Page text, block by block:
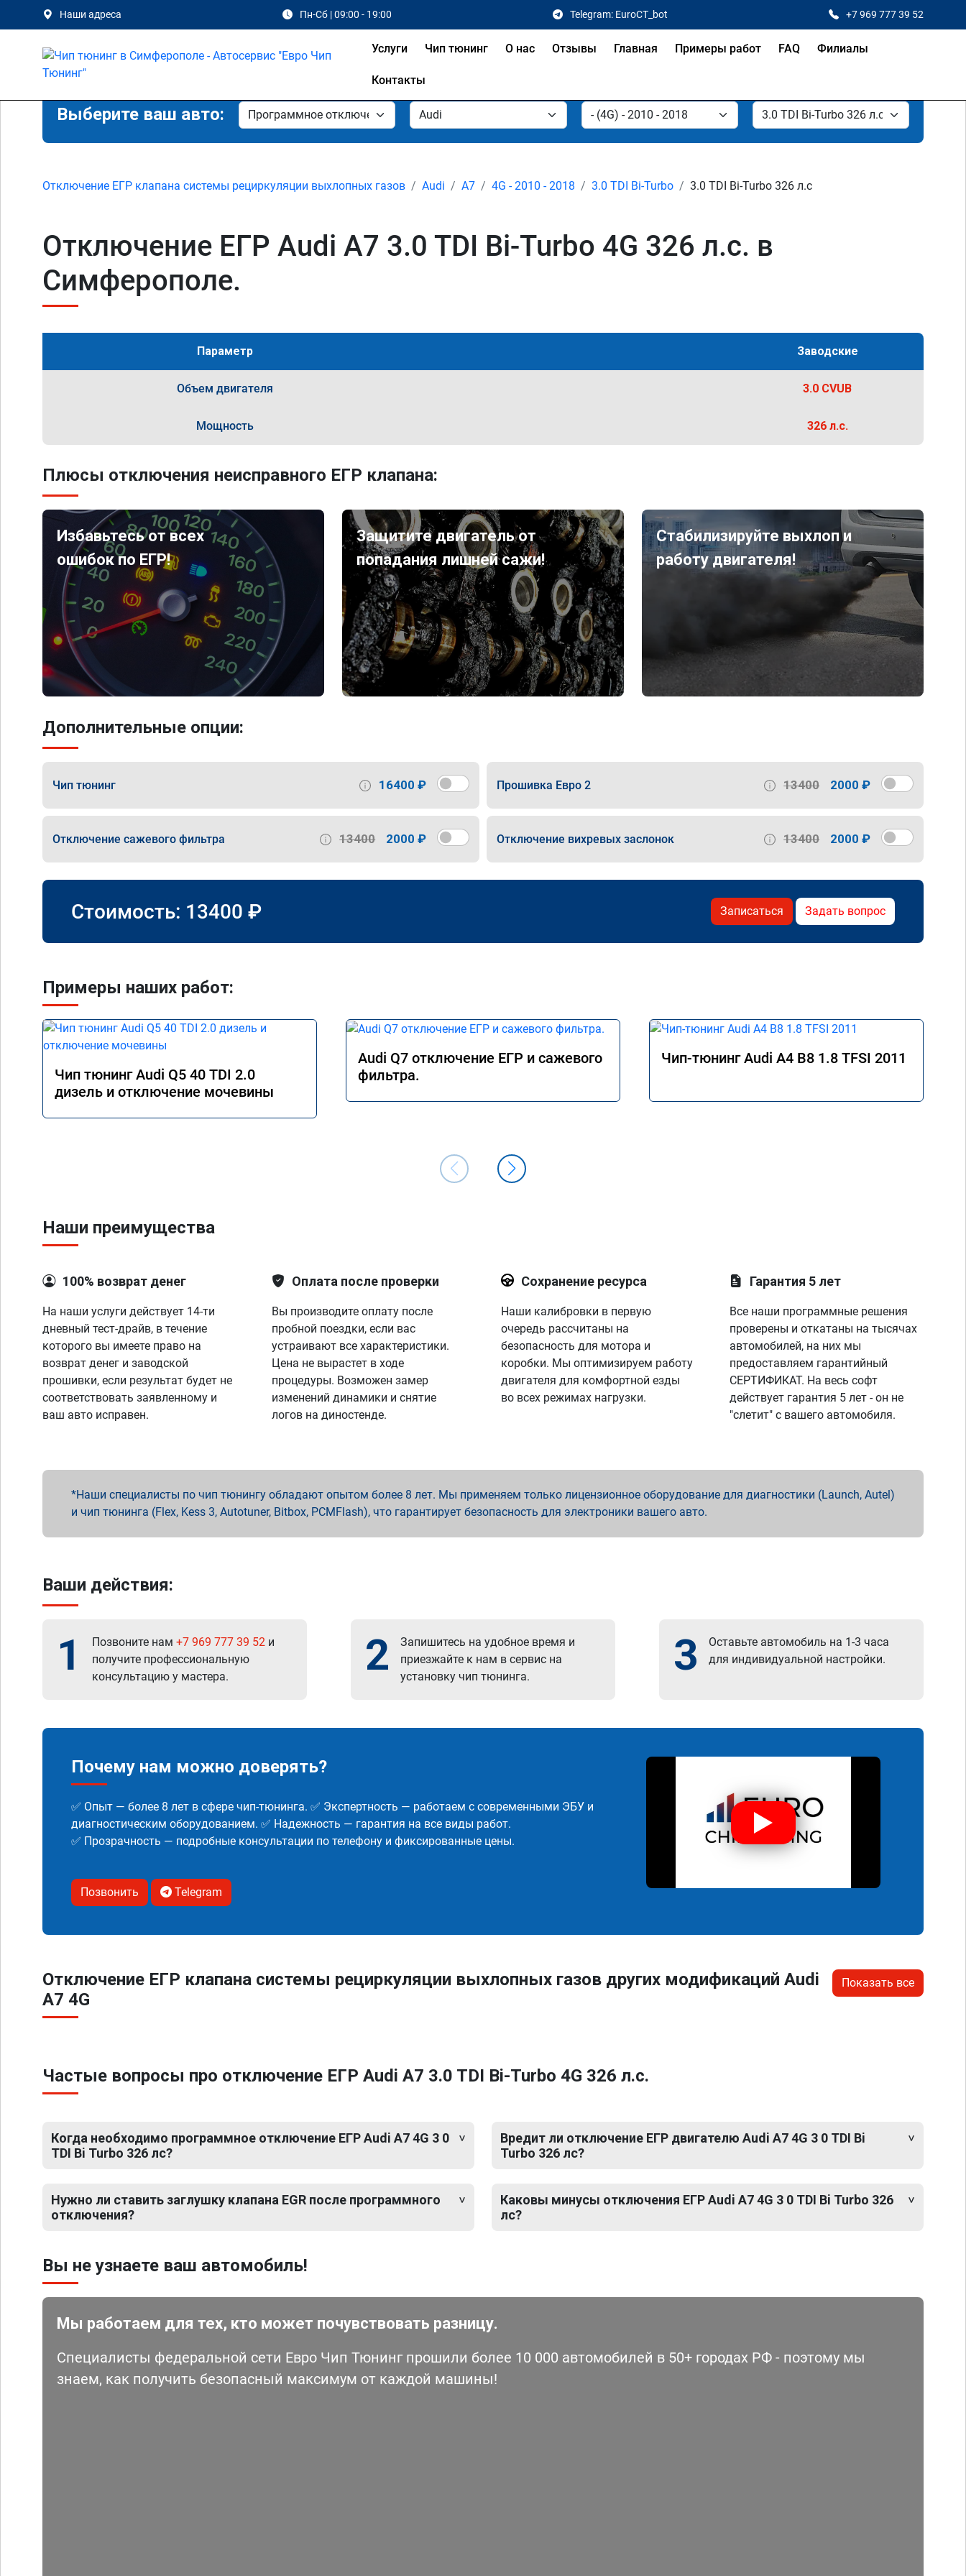
Наши адреса Пн-Сб | 09:00 - 19:00 Telegram: EuroCT_bot +7 969 777 39 52
Услуги Чип тюнинг О нас Отзывы Главная Примеры работ FAQ Филиалы
Контакты
Выберите ваш авто:
Отключение ЕГР клапана системы рециркуляции выхлопных газов Audi A7 4G - 2010 - 2018 3.0 TDI Bi-Turbo 3.0 TDI Bi-Turbo 326 л.с
Отключение ЕГР Audi A7 3.0 TDI Bi-Turbo 4G 326 л.с. в
Симферополе.
Параметр Заводские
Объем двигателя 3.0 CVUB
Мощность 326 л.с.
Плюсы отключения неисправного ЕГР клапана:
Избавьтесь от всех
ошибок по ЕГР!
Защитите двигатель от
попадания лишней сажи!
Стабилизируйте выхлоп и
работу двигателя!
Дополнительные опции:
Чип тюнинг 16400 ₽ Прошивка Евро 2 13400 2000 ₽
Отключение сажевого фильтра 13400 2000 ₽ Отключение вихревых заслонок 13400 2000 ₽
Стоимость: 13400 ₽ Записаться Задать вопрос
Примеры наших работ:
Чип тюнинг Audi Q5 40 TDI 2.0
дизель и отключение мочевины
Audi Q7 отключение ЕГР и сажевого
фильтра.
Чип-тюнинг Audi A4 B8 1.8 TFSI 2011
Наши преимущества
100% возврат денег
На наши услуги действует 14-ти
дневный тест-драйв, в течение
которого вы имеете право на
возврат денег и заводской
прошивки, если результат будет не
соответствовать заявленному и
ваш авто исправен.
Оплата после проверки
Вы производите оплату после
пробной поездки, если вас
устраивают все характеристики.
Цена не вырастет в ходе
процедуры. Возможен замер
изменений динамики и снятие
логов на диностенде.
Сохранение ресурса
Наши калибровки в первую
очередь рассчитаны на
безопасность для мотора и
коробки. Мы оптимизируем работу
двигателя для комфортной езды
во всех режимах нагрузки.
Гарантия 5 лет
Все наши программные решения
проверены и откатаны на тысячах
автомобилей, на них мы
предоставляем гарантийный
СЕРТИФИКАТ. На весь софт
действует гарантия 5 лет - он не
"слетит" с вашего автомобиля.
Наши специалисты по чип тюнингу обладают опытом более 8 лет. Мы применяем только лицензионное оборудование для диагностики (Launch, Autel)
и чип тюнинга (Flex, Kess 3, Autotuner, Bitbox, PCMFlash), что гарантирует безопасность для электроники вашего авто.
Ваши действия:
1 Позвоните нам +7 969 777 39 52 и
получите профессиональную
консультацию у мастера.
2
Запишитесь на удобное время и
приезжайте к нам в сервис на
установку чип тюнинга.
3
Оставьте автомобиль на 1-3 часа
для индивидуальной настройки.
Почему нам можно доверять?
✅ Опыт — более 8 лет в сфере чип-тюнинга. ✅ Экспертность — работаем с современными ЭБУ и
диагностическим оборудованием. ✅ Надежность — гарантия на все виды работ.
✅ Прозрачность — подробные консультации по телефону и фиксированные цены.
Позвонить Telegram
Отключение ЕГР клапана системы рециркуляции выхлопных газов других модификаций Audi
A7 4G
Показать все
Частые вопросы про отключение ЕГР Audi A7 3.0 TDI Bi-Turbo 4G 326 л.с.
Когда необходимо программное отключение ЕГР Audi A7 4G 3 0
TDI Bi Turbo 326 лс?
Нужно ли ставить заглушку клапана EGR после программного
отключения?
Вредит ли отключение ЕГР двигателю Audi A7 4G 3 0 TDI Bi
Turbo 326 лс?
Каковы минусы отключения ЕГР Audi A7 4G 3 0 TDI Bi Turbo 326
лс?
Вы не узнаете ваш автомобиль!
Мы работаем для тех, кто может почувствовать разницу.
Специалисты федеральной сети Евро Чип Тюнинг прошили более 10 000 автомобилей в 50+ городах РФ - поэтому мы
знаем, как получить безопасный максимум от каждой машины!